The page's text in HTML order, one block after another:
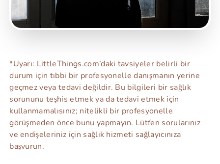
*Uyarı: LittleThings.com’daki tavsiyeler belirli bir
durum için tıbbi bir profesyonelle danışmanın yerine
geçmez veya tedavi değildir. Bu bilgileri bir sağlık
sorununu teşhis etmek ya da tedavi etmek için
kullanmamalısınız; nitelikli bir profesyonelle
görüşmeden önce bunu yapmayın. Lütfen sorularınız
ve endişeleriniz için sağlık hizmeti sağlayıcınıza
başvurun.